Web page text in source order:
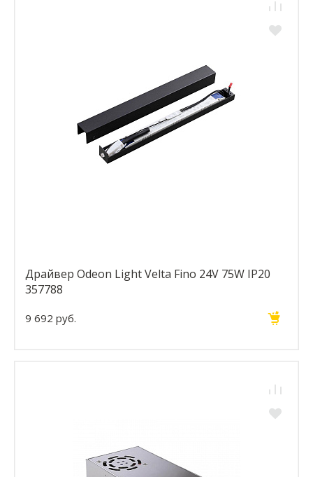
Драйвер Odeon Light Velta Fino 24V 75W IP20
357788
9 692 руб.